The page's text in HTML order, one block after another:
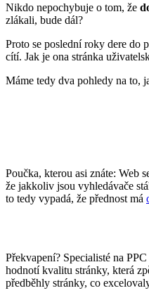
Nikdo nepochybuje o tom, že
zlákali, bude dál?
Proto se poslední roky dere do
cítí. Jak je ona stránka
Máme tedy dva pohledy na to,
Poučka, kterou asi znáte: Web
že jakkoliv jsou vyhledávače
to tedy vypadá, že přednost má
Překvapení? Specialisté na
hodnotí kvalitu stránky, která
předběhly stránky, co